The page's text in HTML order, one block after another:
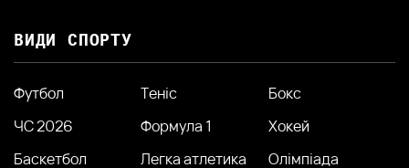
ВИДИ СПОРТУ
Футбол Теніс
Бокс
ЧС 2026
Формула 1
Хокей
Баскетбол
Легка атлетика
Олімпіада